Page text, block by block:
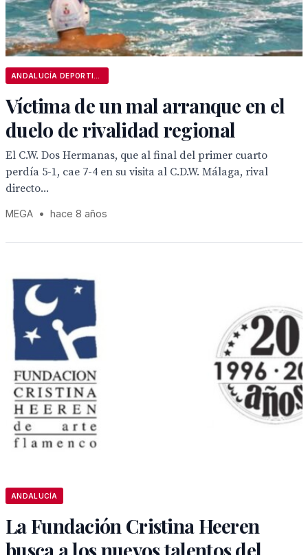
Víctima de un mal arranque en el
duelo de rivalidad regional
El C.W. Dos Hermanas, que al final del primer cuarto
perdía 5-1, cae 7-4 en su visita al C.D.W. Málaga, rival
directo...
MEGA • hace 8 años
ANDALUCÍA
La Fundación Cristina Heeren
busca a los nuevos talentos del